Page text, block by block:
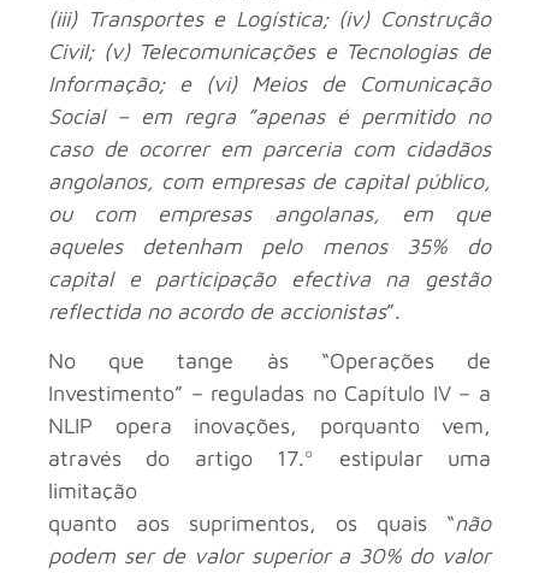
(iii) Transportes e Logística; (iv) Construção
Civil; (v) Telecomunicações e Tecnologias de
Informação; e (vi) Meios de Comunicação
Social – em regra ”apenas é permitido no
caso de ocorrer em parceria com cidadãos
angolanos, com empresas de capital público,
ou com empresas angolanas, em que
aqueles detenham pelo menos 35% do
capital e participação efectiva na gestão
reflectida no acordo de accionistas”.
No que tange às “Operações de
Investimento” – reguladas no Capítulo IV – a
NLIP opera inovações, porquanto vem,
através do artigo 17.º estipular uma
limitação
quanto aos suprimentos, os quais “não
podem ser de valor superior a 30% do valor